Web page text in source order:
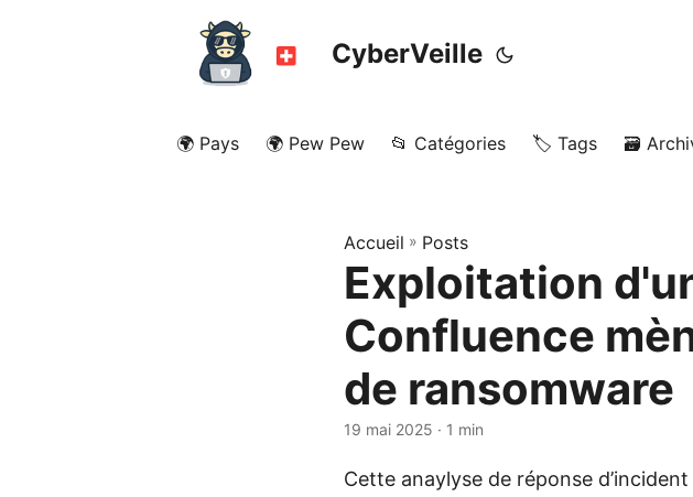
CyberVeille
🌍 Pays 🌍 Pew Pew 📂 Catégories 🏷️ Tags 🗃️
Accueil » Posts
Exploitation
Confluence
de ransomware
19 mai 2025 · 1 min
Cette anaylyse de réponse